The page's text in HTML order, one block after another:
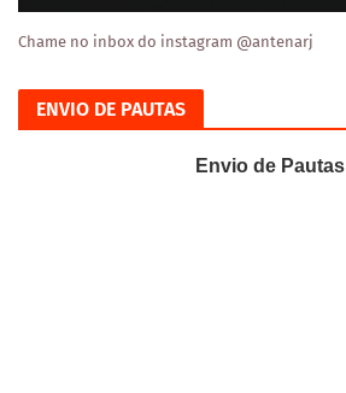
Chame no inbox do instagram @antenarj
ENVIO DE PAUTAS
Envio de Pautas